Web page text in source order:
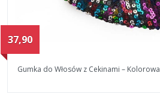
37,90
Gumka do Włosów z Cekinami – Kolorowa